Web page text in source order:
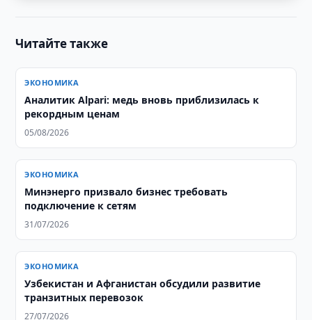
Читайте также
ЭКОНОМИКА
Аналитик Alpari: медь вновь приблизилась к
рекордным ценам
05/08/2026
ЭКОНОМИКА
Минэнерго призвало бизнес требовать
подключение к сетям
31/07/2026
ЭКОНОМИКА
Узбекистан и Афганистан обсудили развитие
транзитных перевозок
27/07/2026